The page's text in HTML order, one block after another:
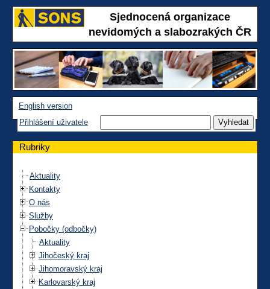
Sjednocená organizace
nevidomých a slabozrakých ČR
English version
Přihlášení uživatele
Rubriky
Aktuality
Kontakty
O nás
Služby
Pobočky (odbočky)
Aktuality
Jihočeský kraj
Jihomoravský kraj
Karlovarský kraj